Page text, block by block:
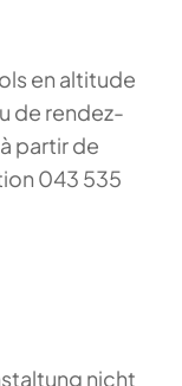
en altitude
de rendez-
partir de
043 535
nicht